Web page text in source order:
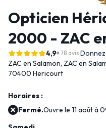
Opticien
2000 - ZAC
4,9 78 avis
ZAC en Salamon, ZAC en
70400 Hericourt
Horaires :
Fermé.Ouvre le 11 août à